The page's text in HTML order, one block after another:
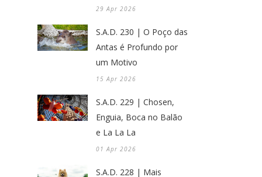
29 Apr 2026
S.A.D. 230 | O Poço das
Antas é Profundo por
um Motivo
15 Apr 2026
S.A.D. 229 | Chosen,
Enguia, Boca no Balão
e La La La
01 Apr 2026
S.A.D. 228 | Mais